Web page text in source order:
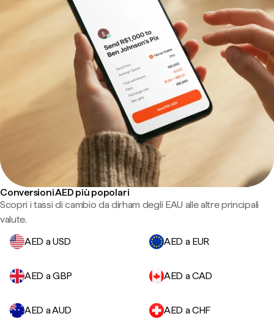
Conversioni AED più popolari
Scopri i tassi di cambio da dirham degli EAU alle altre principali
valute.
AED a USD
AED a EUR
AED a GBP AED a CAD
AED a AUD AED a CHF